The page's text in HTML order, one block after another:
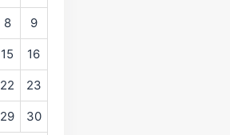
8 9
15 16
22 23
29 30